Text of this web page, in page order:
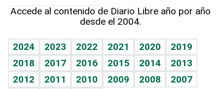
Hablando con el pediatra
Vida y familia
Eñe
Celebrando la vida
Línea de hit
TBT Deportivo
Hecho en casa
Guía del dinero
Cumpleaños
Horóscopos
Crucigramas
Accede al contenido de Diario Libre año por año
desde el 2004.
2024 2023 2022 2021 2020
2019
2018
2017 2016 2015 2014
2013
2012
2011 2010 2009 2008
2007